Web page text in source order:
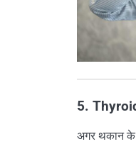
5.
अगर थकान